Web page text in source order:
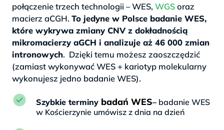
połączenie trzech technologii – WES, WGSoraz
macierz aCGH. To jedyne w Polsce badanie WES,
które wykrywa zmiany CNV z dokładnością
mikromacierzy aGCH i analizuje aż 46 000 zmian
intronowych. Dzięki temu możesz zaoszczędzić
(zamiast wykonywać WES + kariotyp molekularny
wykonujesz jedno badanie WES).
Szybkie terminy badań WES– badanie WES
w Kościerzynie umówisz z dnia na dzień